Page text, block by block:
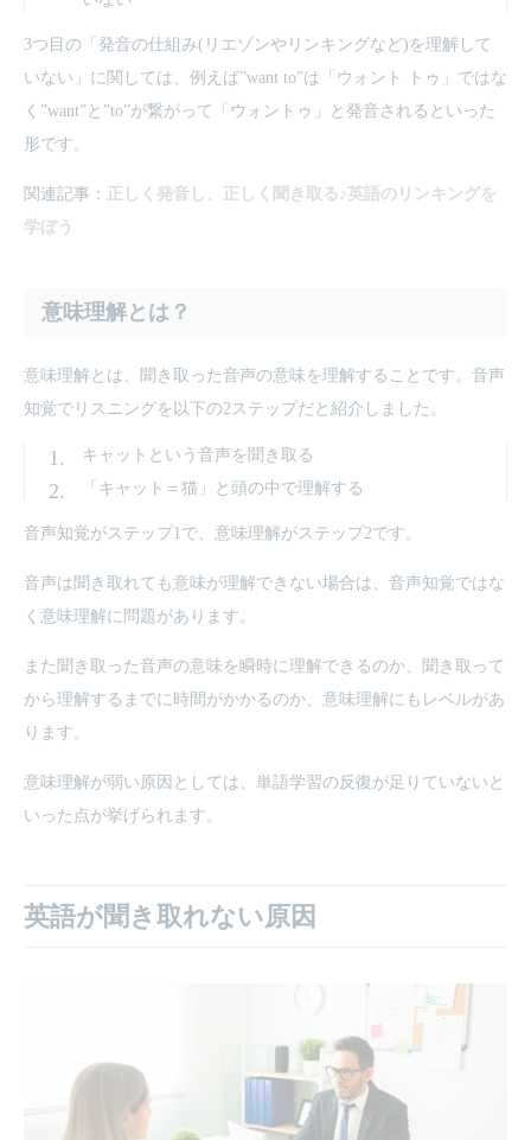
3つ目の「発音の仕組み(リエゾンやリンキングなど)を理解して
いない」に関しては、例えば”want to”は「ウォント トゥ」ではな
く”want”と”to”が繋がって「ウォントゥ」と発音されるといった
形です。
関連記事： 正しく発音し、正しく聞き取る♪英語のリンキングを
学ぼう
意味理解とは？
意味理解とは、聞き取った音声の意味を理解することです。音声
知覚でリスニングを以下の2ステップだと紹介しました。
キャットという音声を聞き取る
「キャット＝猫」と頭の中で理解する
音声知覚がステップ1で、意味理解がステップ2です。
音声は聞き取れても意味が理解できない場合は、音声知覚ではな
く意味理解に問題があります。
また聞き取った音声の意味を瞬時に理解できるのか、聞き取って
から理解するまでに時間がかかるのか、意味理解にもレベルがあ
ります。
意味理解が弱い原因としては、単語学習の反復が足りていないと
いった点が挙げられます。
英語が聞き取れない原因